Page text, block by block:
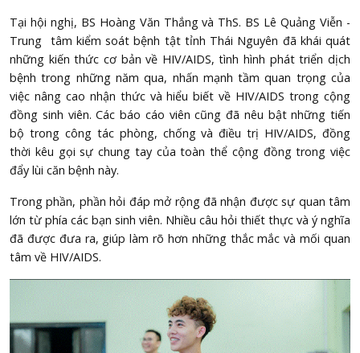
Tại hội nghị, BS Hoàng Văn Thắng và ThS. BS Lê Quảng Viễn -
Trung tâm kiểm soát bệnh tật tỉnh Thái Nguyên đã khái quát
những kiến thức cơ bản về HIV/AIDS, tình hình phát triển dịch
bệnh trong những năm qua, nhấn mạnh tầm quan trọng của
việc nâng cao nhận thức và hiểu biết về HIV/AIDS trong cộng
đồng sinh viên. Các báo cáo viên cũng đã nêu bật những tiến
bộ trong công tác phòng, chống và điều trị HIV/AIDS, đồng
thời kêu gọi sự chung tay của toàn thể cộng đồng trong việc
đẩy lùi căn bệnh này.
Trong phần, phần hỏi đáp mở rộng đã nhận được sự quan tâm
lớn từ phía các bạn sinh viên. Nhiều câu hỏi thiết thực và ý nghĩa
đã được đưa ra, giúp làm rõ hơn những thắc mắc và mối quan
tâm về HIV/AIDS.